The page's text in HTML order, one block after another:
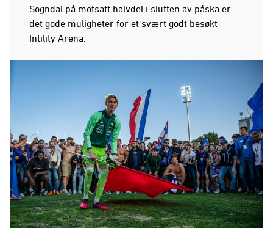
Sogndal på motsatt halvdel i slutten av påska er
det gode muligheter for et svært godt besøkt
Intility Arena.